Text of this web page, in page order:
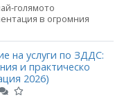
голямото
в огромния
на услуги по ЗДДС:
и практическо
2026)